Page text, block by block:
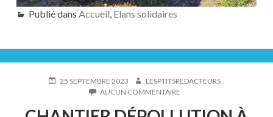
Publié dans Accueil, Elans solidaires
PUBLIÉ25 SEPTEMBRE 2023 AUTEUR
LESPTITSREDACTEURS
AUCUN COMMENTAIRE
DÉPOLLUTION